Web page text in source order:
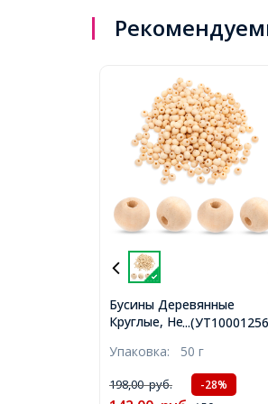
Бусины Деревянные
Круглые, Неокрашенные,
280шт/50г, (УТ100012563)
Упаковка: 50 г
198,00руб. -28%